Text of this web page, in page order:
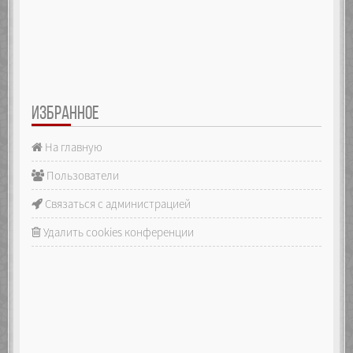
ИЗБРАННОЕ
На главную
Пользователи
Связаться с администрацией
Удалить cookies конференции